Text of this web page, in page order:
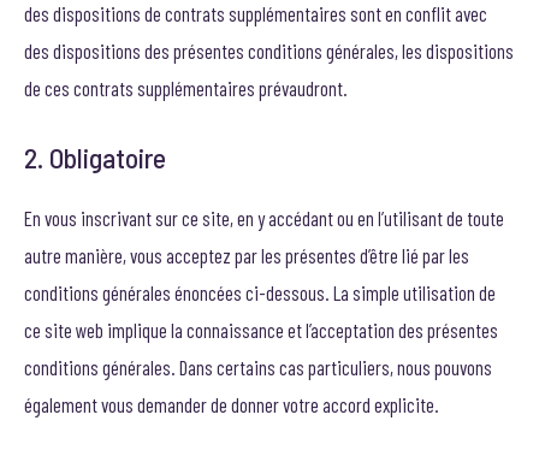
des dispositions de contrats supplémentaires sont en conflit avec
des dispositions des présentes conditions générales, les dispositions
de ces contrats supplémentaires prévaudront.
2. Obligatoire
En vous inscrivant sur ce site, en y accédant ou en l’utilisant de toute
autre manière, vous acceptez par les présentes d’être lié par les
conditions générales énoncées ci-dessous. La simple utilisation de
ce site web implique la connaissance et l’acceptation des présentes
conditions générales. Dans certains cas particuliers, nous pouvons
également vous demander de donner votre accord explicite.